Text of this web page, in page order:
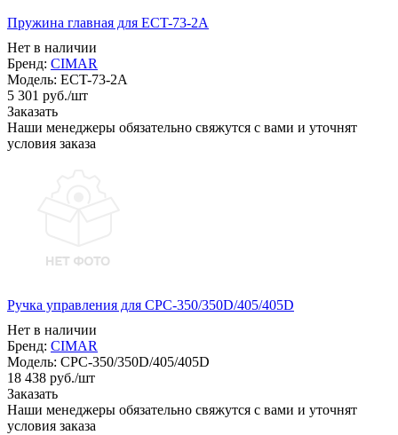
Пружина главная для ECT-73-2A
Нет в наличии
Бренд: CIMAR
Модель: ECT-73-2A
5 301 руб./шт
Заказать
Наши менеджеры обязательно свяжутся с вами и уточнят
условия заказа
Ручка управления для CPC-350/350D/405/405D
Нет в наличии
Бренд: CIMAR
Модель: CPC-350/350D/405/405D
18 438 руб./шт
Заказать
Наши менеджеры обязательно свяжутся с вами и уточнят
условия заказа